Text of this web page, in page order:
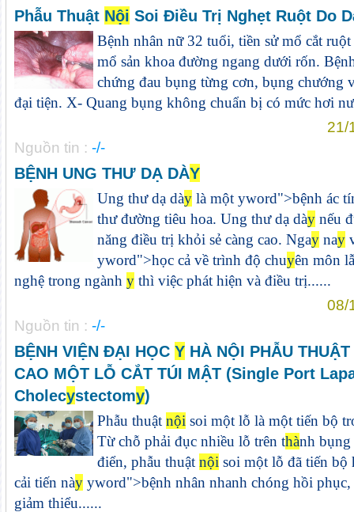
Phẫu Thuật Nội Soi Điều Trị Nghẹt Ruột Do
Bệnh nhân nữ 32 tuổi, tiền sử mổ cắt
mổ sản khoa đường ngang dưới rốn.
chứng đau bụng từng cơn, bụng chướng
đại tiện. X- Quang bụng không chuẩn bị có mức hơi
21/
Nguồn tin : -/-
BỆNH UNG THƯ DẠ DÀY
Ung thư dạ dàylà một yword">bệnh ác
thư đường tiêu hoa. Ung thư dạ dàynếu
năng điều trị khỏi sẻ càng cao. Ngaynay
yword">học cả về trình độ chuyên môn
nghệ trong ngành ythì việc phát hiện và điều trị......
08/
Nguồn tin : -/-
BỆNH VIỆN ĐẠI HỌC YHÀ NỘI PHẪU
CAO MỘT LỖ CẮT TÚI MẬT (Single Port
Cholecystectomy)
Phẫu thuật nội soi một lỗ là một tiến bộ
Từ chỗ phải đục nhiều lỗ trên thành bụng
điển, phẫu thuật nội soi một lỗ đã tiến
cải tiến này yword">bệnh nhân nhanh chóng hồi
giảm thiểu......